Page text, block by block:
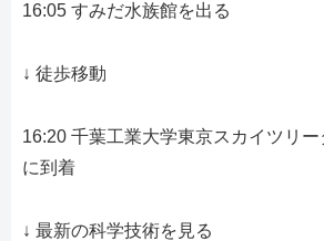
16:05 すみだ水族館を出る
↓ 徒歩移動
16:20 千葉工業大学東京スカイツリ
に到着
↓ 最新の科学技術を見る